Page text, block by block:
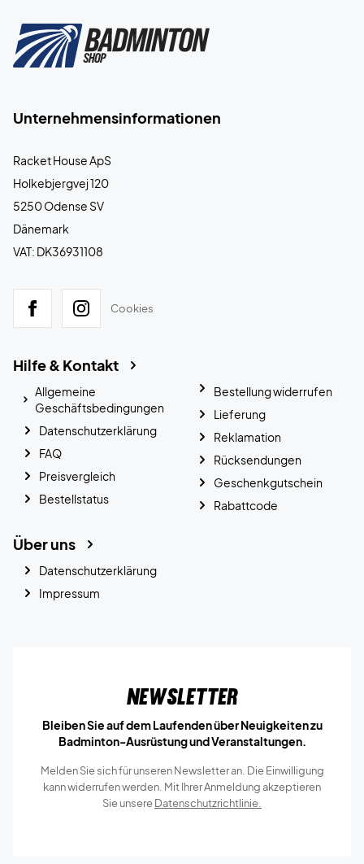
Unternehmensinformationen
Racket House ApS
Holkebjergvej 120
5250 Odense SV
Dänemark
VAT: DK36931108
Cookies
Hilfe & Kontakt
Allgemeine
Geschäftsbedingungen
Datenschutzerklärung
FAQ
Preisvergleich
Bestellstatus
Bestellung widerrufen
Lieferung
Reklamation
Rücksendungen
Geschenkgutschein
Rabattcode
Über uns
Datenschutzerklärung
Impressum
Newsletter
Bleiben Sie auf dem Laufenden über Neuigkeiten zu
Badminton-Ausrüstung und Veranstaltungen.
Melden Sie sich für unseren Newsletter an. Die Einwilligung
kann widerrufen werden. Mit Ihrer Anmeldung akzeptieren
Sie unsereDatenschutzrichtlinie.